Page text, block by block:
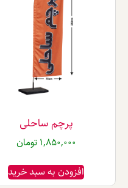
پرچم ساحلی
1,850,000 تومان
افزودن به سبد خرید